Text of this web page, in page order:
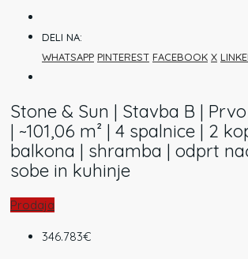
DELI NA:
WHATSAPP PINTEREST FACEBOOK X
Stone & Sun | Stavba B |
| ~101,06 m² | 4 spalnice | 2
balkona | shramba | odprt
sobe in kuhinje
Prodaja
346.783€